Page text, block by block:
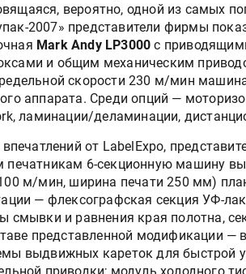
вероятно, одной из самых
2007» представители фирмы
Mark Andy LP3000 c
и общим механическим
скорости 230 м/мин
аппарата. Среди опций —
ламинации/деламинации,
от LabelExpo,
печатникам 6-секционную машину
м/мин, ширина печати 250 мм)
— флексографская секция УФ-
смывки и равнения края полотна,
представленной модификации —
выдвижных кареток для быстрой